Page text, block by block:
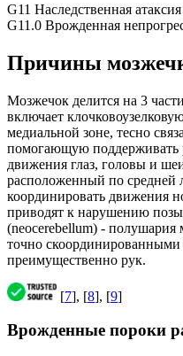
G11 Наследственная атаксия
G11.0 Врожденная
Причины
Мозжечок делится на 3
включает
медиальной зоне, тесно
помогающую поддерживать
движения глаз, головы и
расположенный по средней
координировать движения
приводят к нарушению позы
(neocerebellum) -
точно
преимущественно рук.
[7], [8], [9]
Врожденные пороки